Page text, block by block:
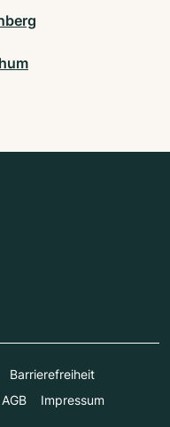
Barrierefreiheit
AGB Impressum